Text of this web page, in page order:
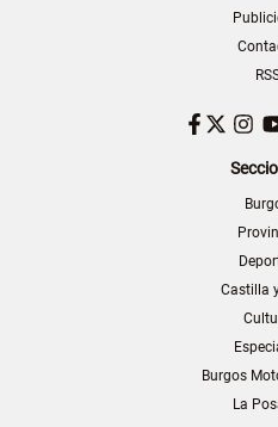
Castilla
Burgos
La